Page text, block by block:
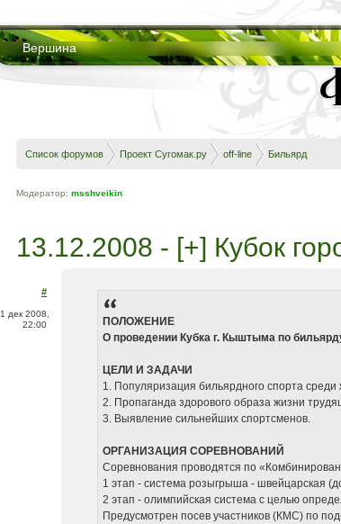
Вершина
Список форумов Проект Сугомак.ру off-line Бильярд
Модератор: msshveikin
13.12.2008 - [+] Кубок
#
1 дек 2008,
22:00
ПОЛОЖЕНИЕ
О проведении Кубка г. Кыштыма по
ЦЕЛИ И ЗАДАЧИ
1. Популяризация бильярдного спорта среди
2. Пропаганда здорового образа жизни
3. Выявление сильнейших спортсменов.
ОРГАНИЗАЦИЯ СОРЕВНОВАНИЙ
Соревнования проводятся по
1 этап - система розыгрыша - швейцарская
2 этап - олимпийская система с целью
Предусмотрен посев участников (КМС) по